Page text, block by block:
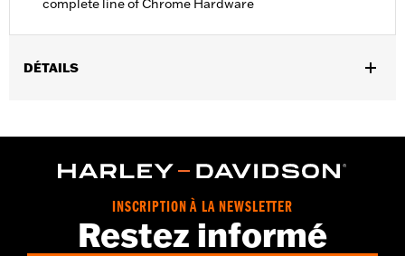
complete line of Chrome Hardware
DÉTAILS
WARRANTY:1 year limited warranty – Go towww.h-
for full details
INSCRIPTION À LA NEWSLETTER
Restez informé